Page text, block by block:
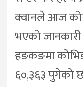
क्वानले आज
भएको
हङकङमा
६०,३६३ पुगेको